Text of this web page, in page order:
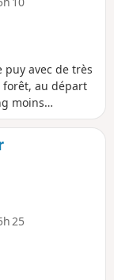
puy avec de très
forêt, au départ
moins
ne sont pas
25